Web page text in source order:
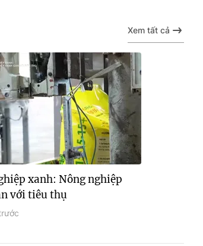
Xem tất cả
xanh: Nông nghiệp
với tiêu thụ